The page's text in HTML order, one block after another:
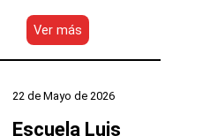
Ver más
Escuela
Diferencial
22 de Mayo de 2026
Escuela Luis